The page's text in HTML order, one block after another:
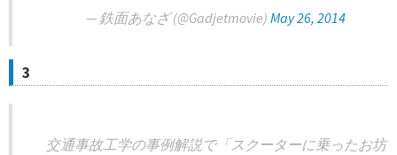
— 鉄面あなざ (@Gadjetmovie) May 26, 2014
3
交通事故工学の事例解説で「スクーターに乗ったお坊